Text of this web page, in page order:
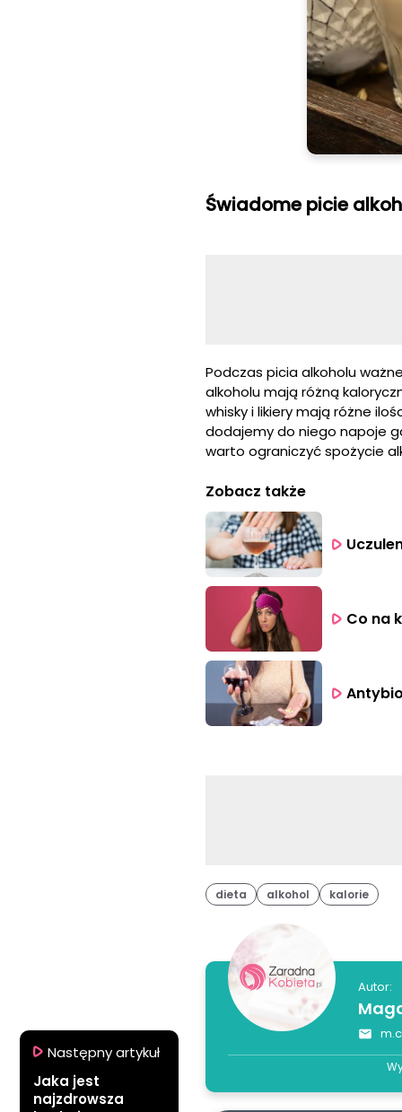
Świadome picie
Podczas picia alkoholu
alkoholu mają różną
whisky i likiery mają różne
dodajemy do niego napoje
warto ograniczyć spożycie
Zobacz także
Co na
dieta alkohol kalorie
Autor:
Następny artykuł
Jaka jest
najzdrowsza